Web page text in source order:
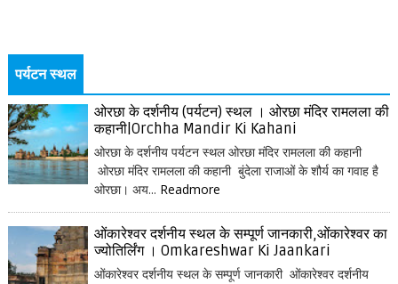
पर्यटन स्थल
ओरछा के दर्शनीय (पर्यटन) स्थल । ओरछा मंदिर रामलला की
कहानी|Orchha Mandir Ki Kahani
ओरछा के दर्शनीय पर्यटन स्थल ओरछा मंदिर रामलला की कहानी
ओरछा मंदिर रामलला की कहानी बुंदेला राजाओं के शौर्य का गवाह है
ओरछा। अय... Readmore
ओंकारेश्वर दर्शनीय स्थल के सम्पूर्ण जानकारी,ओंकारेश्वर का
ज्योतिर्लिंग । Omkareshwar Ki Jaankari
ओंकारेश्वर दर्शनीय स्थल के सम्पूर्ण जानकारी ओंकारेश्वर दर्शनीय